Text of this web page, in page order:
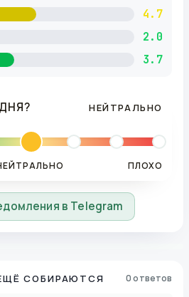
4.7
2.0
3.7
НЕЙТРАЛЬНО
ПЛОХО
в Telegram
СОБИРАЮТСЯ 0 ответов